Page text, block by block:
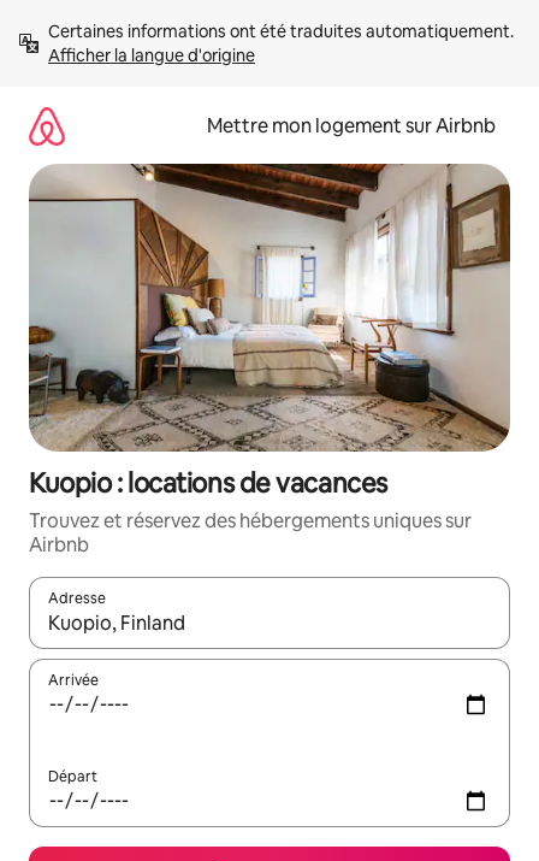
directement
Afficher la langue d'origine
Mettre mon logement sur Airbnb
Kuopio : locations de vacances
Trouvez et réservez des hébergements uniques sur
Airbnb
Adresse
Lorsque les résultats s'affichent, utilisez les flèches vers le
Arrivée
Départ